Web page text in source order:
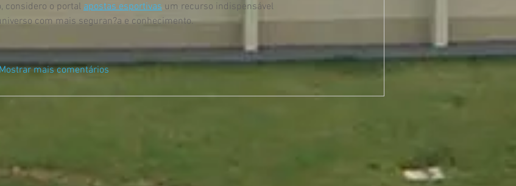
considero o portal apostas esportivas um recurso indispensável
com mais seguran?a e conhecimento.
mais comentários